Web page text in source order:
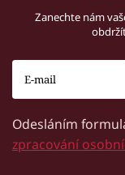
Zanechte nám
Odesláním
zpracování